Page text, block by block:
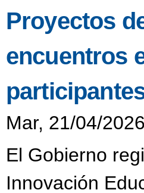
Proyectos
encuentros
Mar, 21/04/
El Gobierno
Innovación